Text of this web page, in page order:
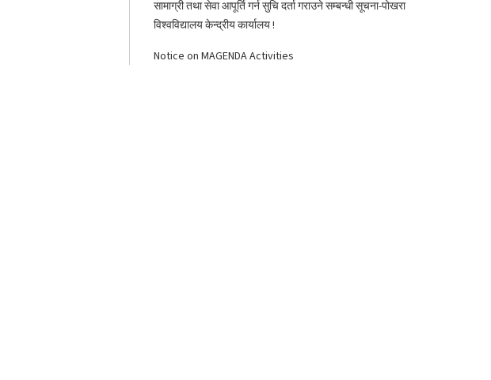
सामाग्री तथा सेवा आपूर्ति गर्न सुचि दर्ता गराउने सम्बन्धी सूचना-पोखरा
विश्वविद्यालय केन्द्रीय कार्यालय !
Notice on MAGENDA Activities